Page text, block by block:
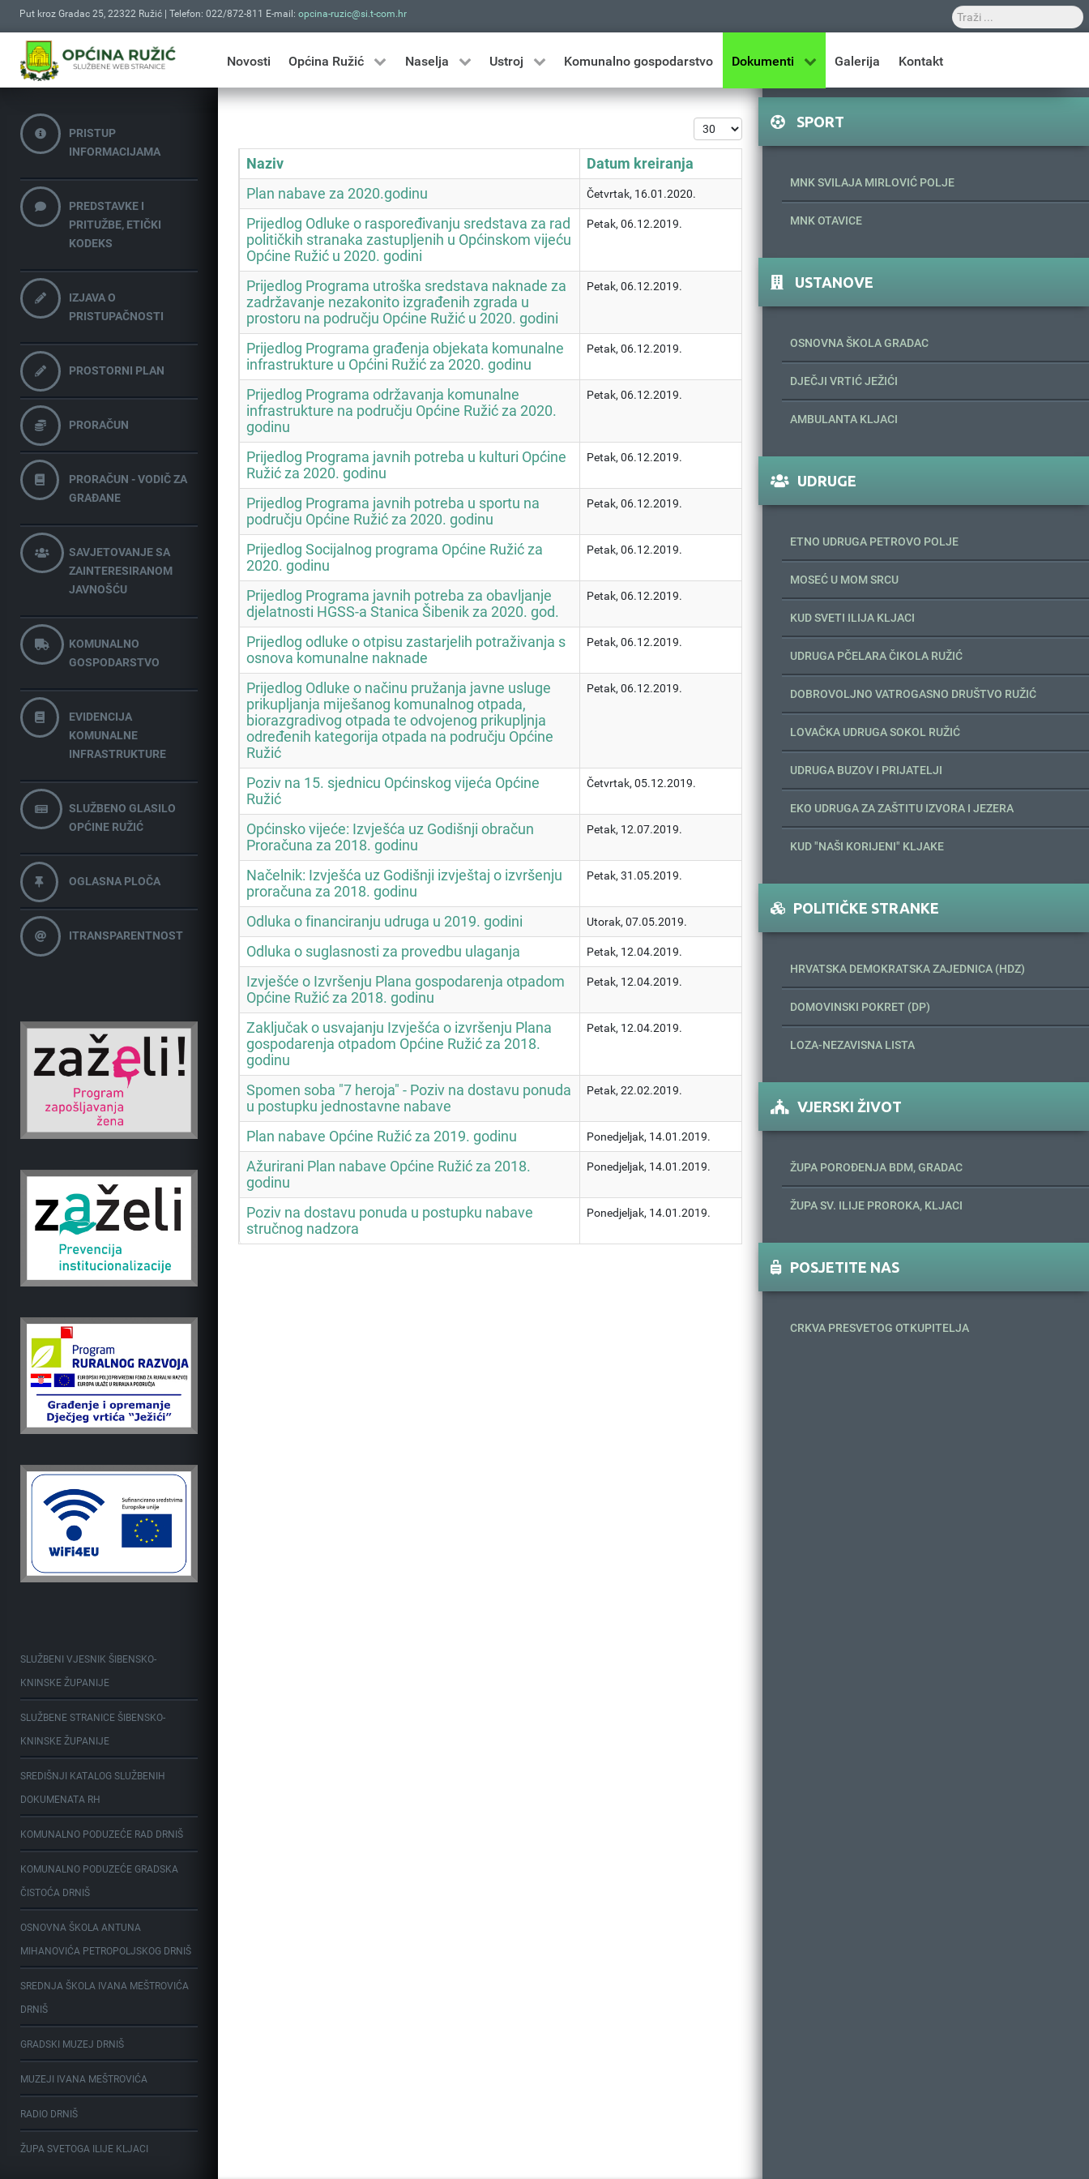
Put kroz Gradac 25, 22322 Ružić | Telefon: 022/872-811 E-mail: opcina-ruzic@si.t-com.hr
Novosti Općina Ružić Naselja Ustroj Komunalno gospodarstvo Dokumenti Galerija Kontakt
PRISTUP
INFORMACIJAMA
PREDSTAVKE I
PRITUŽBE, ETIČKI
KODEKS
IZJAVA O
PRISTUPAČNOSTI
PROSTORNI PLAN
PRORAČUN
PRORAČUN - VODIČ ZA
GRAĐANE
SAVJETOVANJE SA
ZAINTERESIRANOM
JAVNOŠĆU
KOMUNALNO
GOSPODARSTVO
EVIDENCIJA
KOMUNALNE
INFRASTRUKTURE
SLUŽBENO GLASILO
OPĆINE RUŽIĆ
OGLASNA PLOČA
ITRANSPARENTNOST
SLUŽBENI VJESNIK ŠIBENSKO-
KNINSKE ŽUPANIJE
SLUŽBENE STRANICE ŠIBENSKO-
KNINSKE ŽUPANIJE
SREDIŠNJI KATALOG SLUŽBENIH
DOKUMENATA RH
KOMUNALNO PODUZEĆE RAD DRNIŠ
KOMUNALNO PODUZEĆE GRADSKA
ČISTOĆA DRNIŠ
OSNOVNA ŠKOLA ANTUNA
MIHANOVIĆA PETROPOLJSKOG DRNIŠ
SREDNJA ŠKOLA IVANA MEŠTROVIĆA
DRNIŠ
GRADSKI MUZEJ DRNIŠ
MUZEJI IVANA MEŠTROVIĆA
RADIO DRNIŠ
ŽUPA SVETOGA ILIJE KLJACI
Prikaz #
Naziv
Datum kreiranja
Plan nabave za 2020.godinu
Četvrtak, 16.01.2020.
Prijedlog Odluke o raspoređivanju sredstava za rad
političkih stranaka zastupljenih u Općinskom vijeću
Općine Ružić u 2020. godini
Petak, 06.12.2019.
Prijedlog Programa utroška sredstava naknade za
zadržavanje nezakonito izgrađenih zgrada u
prostoru na području Općine Ružić u 2020. godini
Petak, 06.12.2019.
Prijedlog Programa građenja objekata komunalne
infrastrukture u Općini Ružić za 2020. godinu
Petak, 06.12.2019.
Prijedlog Programa održavanja komunalne
infrastrukture na području Općine Ružić za 2020.
godinu
Petak, 06.12.2019.
Prijedlog Programa javnih potreba u kulturi Općine
Ružić za 2020. godinu
Petak, 06.12.2019.
Prijedlog Programa javnih potreba u sportu na
području Općine Ružić za 2020. godinu
Petak, 06.12.2019.
Prijedlog Socijalnog programa Općine Ružić za
2020. godinu
Petak, 06.12.2019.
Prijedlog Programa javnih potreba za obavljanje
djelatnosti HGSS-a Stanica Šibenik za 2020. god.
Petak, 06.12.2019.
Prijedlog odluke o otpisu zastarjelih potraživanja s
osnova komunalne naknade
Petak, 06.12.2019.
Prijedlog Odluke o načinu pružanja javne usluge
prikupljanja miješanog komunalnog otpada,
biorazgradivog otpada te odvojenog prikupljnja
određenih kategorija otpada na području Općine
Ružić
Petak, 06.12.2019.
Poziv na 15. sjednicu Općinskog vijeća Općine
Ružić
Četvrtak, 05.12.2019.
Općinsko vijeće: Izvješća uz Godišnji obračun
Proračuna za 2018. godinu
Petak, 12.07.2019.
Načelnik: Izvješća uz Godišnji izvještaj o izvršenju
proračuna za 2018. godinu
Petak, 31.05.2019.
Odluka o financiranju udruga u 2019. godini Utorak, 07.05.2019.
Odluka o suglasnosti za provedbu ulaganja Petak, 12.04.2019.
Izvješće o Izvršenju Plana gospodarenja otpadom
Općine Ružić za 2018. godinu
Petak, 12.04.2019.
Zaključak o usvajanju Izvješća o izvršenju Plana
gospodarenja otpadom Općine Ružić za 2018.
godinu
Petak, 12.04.2019.
Spomen soba "7 heroja" - Poziv na dostavu ponuda
u postupku jednostavne nabave
Petak, 22.02.2019.
Plan nabave Općine Ružić za 2019. godinu Ponedjeljak, 14.01.2019.
Ažurirani Plan nabave Općine Ružić za 2018.
godinu
Ponedjeljak, 14.01.2019.
Poziv na dostavu ponuda u postupku nabave
stručnog nadzora
Ponedjeljak, 14.01.2019.
SPORT
MNK SVILAJA MIRLOVIĆ POLJE
MNK OTAVICE
USTANOVE
OSNOVNA ŠKOLA GRADAC
DJEČJI VRTIĆ JEŽIĆI
AMBULANTA KLJACI
UDRUGE
ETNO UDRUGA PETROVO POLJE
MOSEĆ U MOM SRCU
KUD SVETI ILIJA KLJACI
UDRUGA PČELARA ČIKOLA RUŽIĆ
DOBROVOLJNO VATROGASNO DRUŠTVO RUŽIĆ
LOVAČKA UDRUGA SOKOL RUŽIĆ
UDRUGA BUZOV I PRIJATELJI
EKO UDRUGA ZA ZAŠTITU IZVORA I JEZERA
KUD "NAŠI KORIJENI" KLJAKE
POLITIČKE STRANKE
HRVATSKA DEMOKRATSKA ZAJEDNICA (HDZ)
DOMOVINSKI POKRET (DP)
LOZA-NEZAVISNA LISTA
VJERSKI ŽIVOT
ŽUPA POROĐENJA BDM, GRADAC
ŽUPA SV. ILIJE PROROKA, KLJACI
POSJETITE NAS
CRKVA PRESVETOG OTKUPITELJA